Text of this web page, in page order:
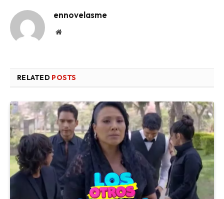
ennovelasme
Website
RELATED POSTS